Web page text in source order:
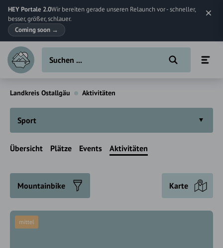
HEY Portale 2.0Wir bereiten gerade unseren Relaunch vor - schneller,
besser, größer, schlauer.
Coming soon →
Landkreis Ostallgäu Aktivitäten
Sport
Übersicht Plätze Events Aktivitäten
Mountainbike Karte
mittel